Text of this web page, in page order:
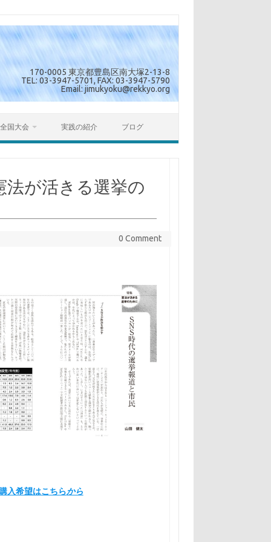
170-0005 東京都豊島区南大塚2-13-8
TEL: 03-3947-5701, FAX: 03-3947-5790
Email: jimukyoku@rekkyo.org
全国大会 実践の紹介 ブログ
法が活きる選挙の
0 Comment
購入希望はこちらから